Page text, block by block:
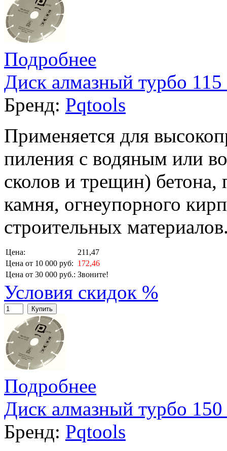
Подробнее
Диск алмазный турбо
Бренд: Pqtools
Применяется для
пиления с водяным или
сколов и трещин) бетона,
камня, огнеупорного
строительных
Цена:
211,47
Цена от 10 000 руб: 172,46
Цена от 30 000 руб.: Звоните!
Условия скидок %
Купить
Подробнее
Диск алмазный турбо
Бренд: Pqtools